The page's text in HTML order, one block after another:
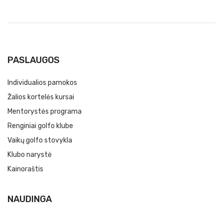
PASLAUGOS
Individualios pamokos
Žalios kortelės kursai
Mentorystės programa
Renginiai golfo klube
Vaikų golfo stovykla
Klubo narystė
Kainoraštis
NAUDINGA